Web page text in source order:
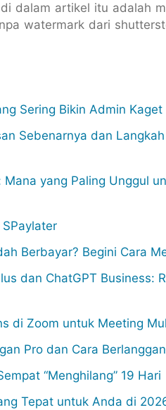
dalam artikel itu adalah
watermark dari
Sering Bikin Admin Kaget
Sebenarnya dan
yang Paling Unggul
Berbayar? Begini Cara
dan ChatGPT Business:
di Zoom untuk Meeting
Pro dan Cara
“Menghilang” 19 Hari
Tepat untuk Anda di